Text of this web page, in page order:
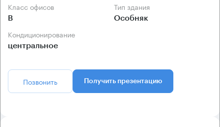
Класс офисов
B
Тип здания
Особняк
Кондиционирование
центральное
Позвонить Получить презентацию